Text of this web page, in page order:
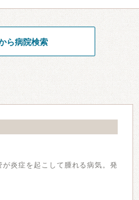
ら病院検索
炎症を起こして腫れる病気。発